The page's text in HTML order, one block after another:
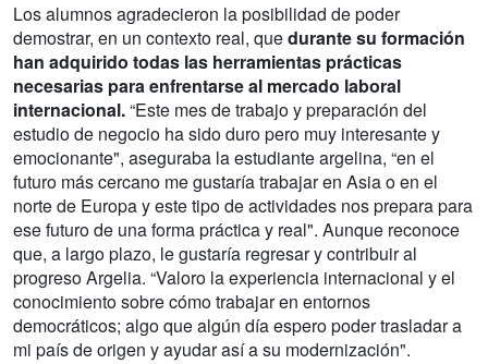
Los alumnos agradecieron la posibilidad de poder
demostrar, en un contexto real, quedurante su formación
han adquirido todas las herramientas prácticas
necesarias para enfrentarse al mercado laboral
internacional.“Este mes de trabajo y preparación del
estudio de negocio ha sido duro pero muy interesante y
emocionante", aseguraba la estudiante argelina, “en el
futuro más cercano me gustaría trabajar en Asia o en el
norte de Europa y este tipo de actividades nos prepara para
ese futuro de una forma práctica y real". Aunque reconoce
que, a largo plazo, le gustaría regresar y contribuir al
progreso Argelia. “Valoro la experiencia internacional y el
conocimiento sobre cómo trabajar en entornos
democráticos; algo que algún día espero poder trasladar a
mi país de origen y ayudar así a su modernización".